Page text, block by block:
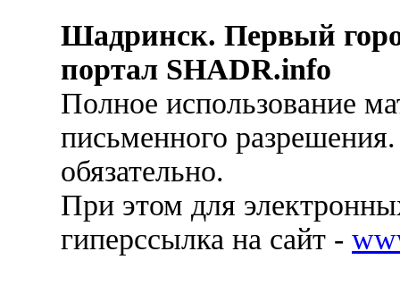
Шадринск. Первый
портал SHADR.info
Полное использование
письменного
обязательно.
При этом для
гиперссылка на сайт -